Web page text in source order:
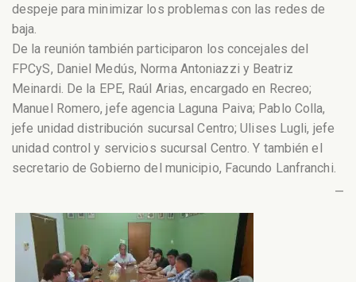
despeje para minimizar los problemas con las redes de
baja.
De la reunión también participaron los concejales del
FPCyS, Daniel Medús, Norma Antoniazzi y Beatriz
Meinardi. De la EPE, Raúl Arias, encargado en Recreo;
Manuel Romero, jefe agencia Laguna Paiva; Pablo Colla,
jefe unidad distribución sucursal Centro; Ulises Lugli, jefe
unidad control y servicios sucursal Centro. Y también el
secretario de Gobierno del municipio, Facundo Lanfranchi.
—